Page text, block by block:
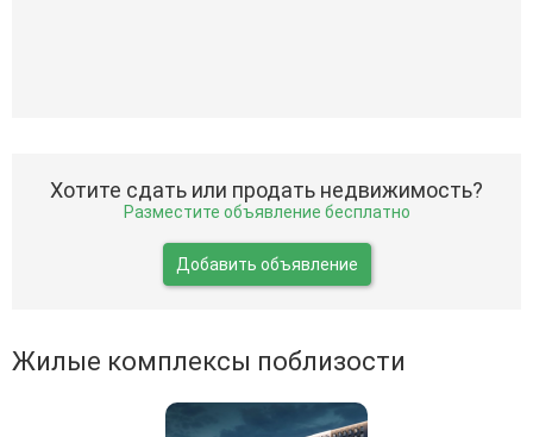
Хотите сдать или продать недвижимость?
Разместите объявление бесплатно
Добавить объявление
Жилые комплексы поблизости